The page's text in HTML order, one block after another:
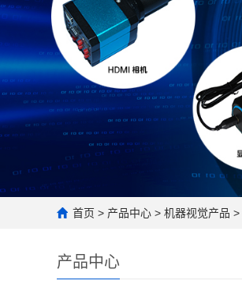
首页 > 产品中心 > 机器视觉产品 >
产品中心